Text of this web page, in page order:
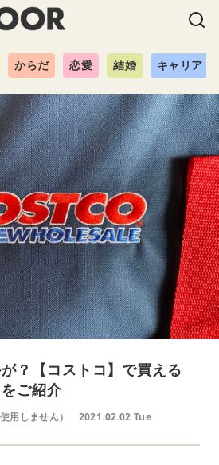
からだ 恋愛 結婚 キャリア
？【コストコ】で買える
ご紹介
用しません） 2021.02.02 Tue